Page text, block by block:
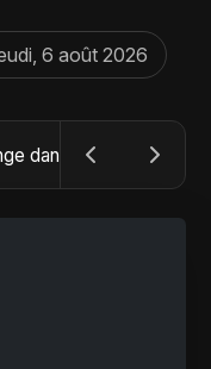
6 août 2026
The Batman : Part II – Robert Pattinson replonge dans les ténèbres de Gotham dès octobre 2027